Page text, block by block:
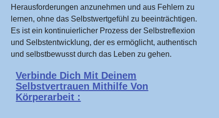
Herausforderungen anzunehmen und aus Fehlern zu
lernen, ohne das Selbstwertgefühl zu beeinträchtigen.
Es ist ein kontinuierlicher Prozess der Selbstreflexion
und Selbstentwicklung, der es ermöglicht, authentisch
und selbstbewusst durch das Leben zu gehen.
Verbinde Dich Mit Deinem
Selbstvertrauen Mithilfe Von
Körperarbeit :